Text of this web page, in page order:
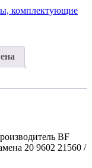
комплектующие
BF
20 9602 21560 /